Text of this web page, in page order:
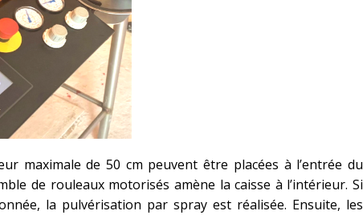
maximale de 50 cm peuvent être placées à l’entrée du
de rouleaux motorisés amène la caisse à l’intérieur. Si
la pulvérisation par spray est réalisée. Ensuite, les